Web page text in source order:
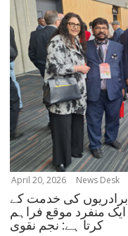
April 20, 2026 News Desk
کو اپنی برادریوں کی خدمت کے
منفرد موقع فراہم
کرتا ہے: نجم نقوی